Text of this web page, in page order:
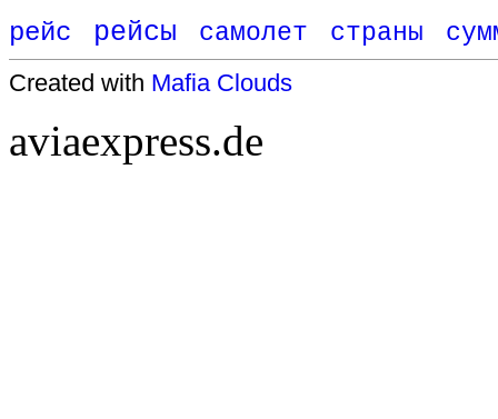
рейс рейсы самолет страны
Created with Mafia Clouds
aviaexpress.de